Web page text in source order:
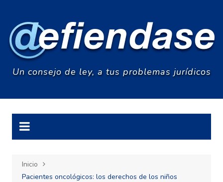
contenido
Un consejo de ley, a tus problemas jurídicos
Inicio
Pacientes oncológicos: los derechos de los niños